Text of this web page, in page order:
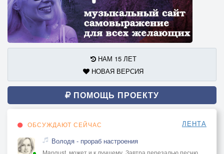
НАМ 15 ЛЕТ
НОВАЯ ВЕРСИЯ
ПОМОЩЬ ПРОЕКТУ
ОБСУЖДАЮТ СЕЙЧАС ЛЕНТА
Володя - прораб настроения
Mangust, может и к лучшему. Завтра перезалью песню.